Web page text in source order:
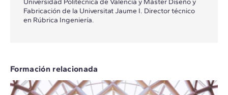
Universidad Politécnica de Valencia y Máster Diseño y
Fabricación de la Universitat Jaume I. Director técnico
en Rúbrica Ingeniería.
Formación relacionada